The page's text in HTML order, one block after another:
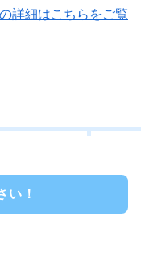
詳細はこちらをご覧
い！